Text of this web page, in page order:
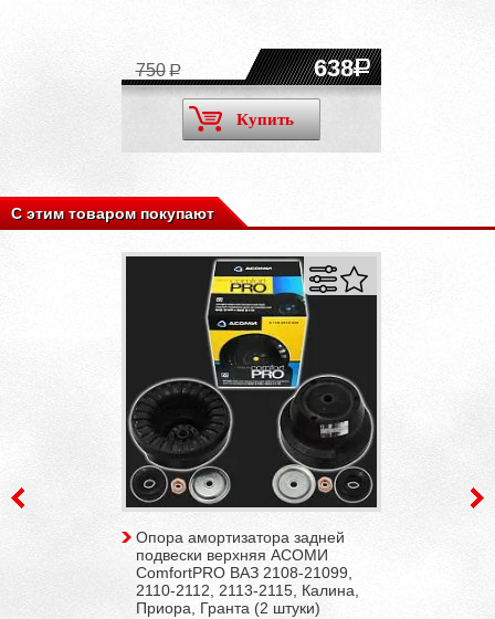
638
750
Купить
С этим товаром покупают
Опора амортизатора задней
подвески верхняя АСОМИ
ComfortPRO ВАЗ 2108-21099,
2110-2112, 2113-2115, Калина,
Приора, Гранта (2 штуки)